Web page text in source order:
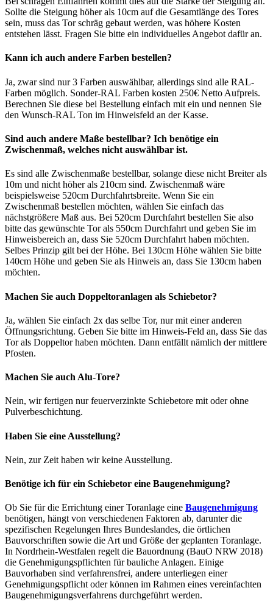
Sollte die Steigung höher als 10cm auf die Gesamtlänge des Tores
sein, muss das Tor schräg gebaut werden, was höhere Kosten
entstehen lässt. Fragen Sie bitte ein individuelles Angebot dafür an.
Kann ich auch andere Farben bestellen?
Ja, zwar sind nur 3 Farben auswählbar, allerdings sind alle RAL-
Farben möglich. Sonder-RAL Farben kosten 250€ Netto Aufpreis.
Berechnen Sie diese bei Bestellung einfach mit ein und nennen Sie
den Wunsch-RAL Ton im Hinweisfeld an der Kasse.
Sind auch andere Maße bestellbar? Ich benötige ein
Zwischenmaß, welches nicht auswählbar ist.
Es sind alle Zwischenmaße bestellbar, solange diese nicht Breiter als
10m und nicht höher als 210cm sind. Zwischenmaß wäre
beispielsweise 520cm Durchfahrtsbreite. Wenn Sie ein
Zwischenmaß bestellen möchten, wählen Sie einfach das
nächstgrößere Maß aus. Bei 520cm Durchfahrt bestellen Sie also
bitte das gewünschte Tor als 550cm Durchfahrt und geben Sie im
Hinweisbereich an, dass Sie 520cm Durchfahrt haben möchten.
Selbes Prinzip gilt bei der Höhe. Bei 130cm Höhe wählen Sie bitte
140cm Höhe und geben Sie als Hinweis an, dass Sie 130cm haben
möchten.
Machen Sie auch Doppeltoranlagen als Schiebetor?
Ja, wählen Sie einfach 2x das selbe Tor, nur mit einer anderen
Öffnungsrichtung. Geben Sie bitte im Hinweis-Feld an, dass Sie das
Tor als Doppeltor haben möchten. Dann entfällt nämlich der mittlere
Pfosten.
Machen Sie auch Alu-Tore?
Nein, wir fertigen nur feuerverzinkte Schiebetore mit oder ohne
Pulverbeschichtung.
Haben Sie eine Ausstellung?
Nein, zur Zeit haben wir keine Ausstellung.
Benötige ich für ein Schiebetor eine Baugenehmigung?
Ob Sie für die Errichtung einer Toranlage eine Baugenehmigung
benötigen, hängt von verschiedenen Faktoren ab, darunter die
spezifischen Regelungen Ihres Bundeslandes, die örtlichen
Bauvorschriften sowie die Art und Größe der geplanten Toranlage.
In Nordrhein-Westfalen regelt die Bauordnung (BauO NRW 2018)
die Genehmigungspflichten für bauliche Anlagen. Einige
Bauvorhaben sind verfahrensfrei, andere unterliegen einer
Genehmigungspflicht oder können im Rahmen eines vereinfachten
Baugenehmigungsverfahrens durchgeführt werden.